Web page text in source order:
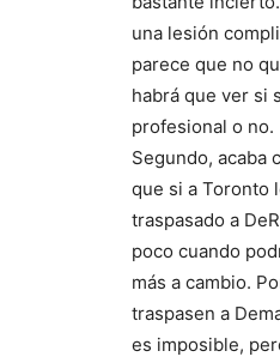
una lesión
parece que no
habrá que ver si
profesional o no.
Segundo, acaba
que si a Toronto
traspasado a
poco cuando
más a cambio.
traspasen a
es imposible,